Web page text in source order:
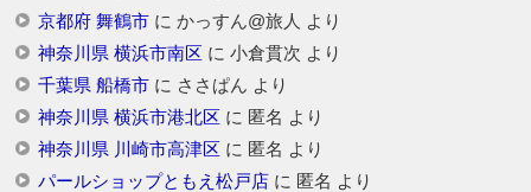
京都府 舞鶴市に かっすん@旅人 より
神奈川県 横浜市南区 に 小倉貫次 より
千葉県 船橋市に ささぱん より
神奈川県 横浜市港北区 に 匿名 より
神奈川県 川崎市高津区 に 匿名 より
パールショップともえ松戸店に 匿名 より